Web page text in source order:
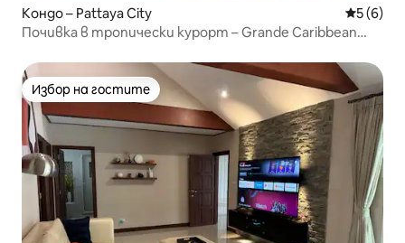
Кондо – Pattaya City Средна
5 (6)
Почивка в тропически курорт – Grande Caribbean
Избор на гостите
Избор на гостите